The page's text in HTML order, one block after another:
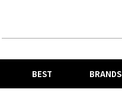
BEST BRANDS